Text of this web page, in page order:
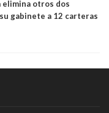
otros dos
gabinete a 12 carteras